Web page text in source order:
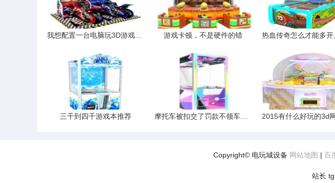
游戏卡顿，不是硬件的错
三千到四千游戏本推荐
Copyright© 电玩城设备 网站地图 | 百
站长